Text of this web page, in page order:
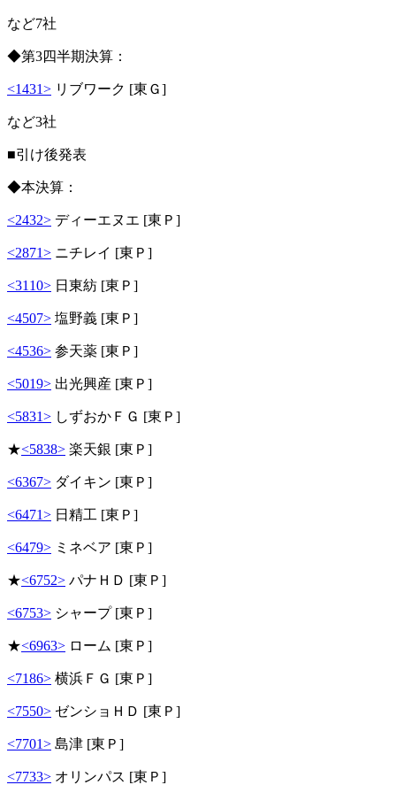
など7社
◆第3四半期決算：
<1431> リブワーク [東Ｇ]
など3社
■引け後発表
◆本決算：
<2432> ディーエヌエ [東Ｐ]
<2871> ニチレイ [東Ｐ]
<3110> 日東紡 [東Ｐ]
<4507> 塩野義 [東Ｐ]
<4536> 参天薬 [東Ｐ]
<5019> 出光興産 [東Ｐ]
<5831> しずおかＦＧ [東Ｐ]
★<5838> 楽天銀 [東Ｐ]
<6367> ダイキン [東Ｐ]
<6471> 日精工 [東Ｐ]
<6479> ミネベア [東Ｐ]
★<6752> パナＨＤ [東Ｐ]
<6753> シャープ [東Ｐ]
★<6963> ローム [東Ｐ]
<7186> 横浜ＦＧ [東Ｐ]
<7550> ゼンショＨＤ [東Ｐ]
<7701> 島津 [東Ｐ]
<7733> オリンパス [東Ｐ]